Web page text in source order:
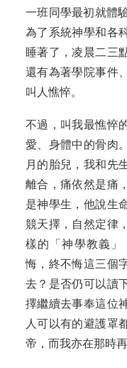
一班同學最初就體
為了系統神學和各
睡著了，凌晨二三
還有為著學院事件
叫人憔悴。
不過，叫我最憔悴
愛、身體中的骨肉
月的胎兒，我和先
離合，痛依然是痛
是神學生，他說生
競天擇，自然定律
樣的「神學教義」
悔，終不悔這三個
去？是否仍可以讀
擇繼續去事奉這位
人可以有的避護罩
帝，而我亦在那時